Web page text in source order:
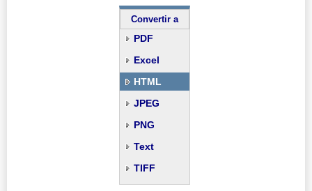
Convertir a
PDF
Excel
HTML
JPEG
PNG
Text
TIFF